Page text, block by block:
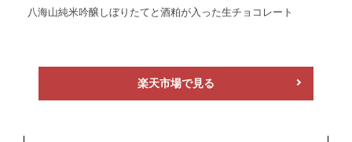
八海山純米吟醸しぼりたてと酒粕が入った生チョコレート
楽天市場で見る